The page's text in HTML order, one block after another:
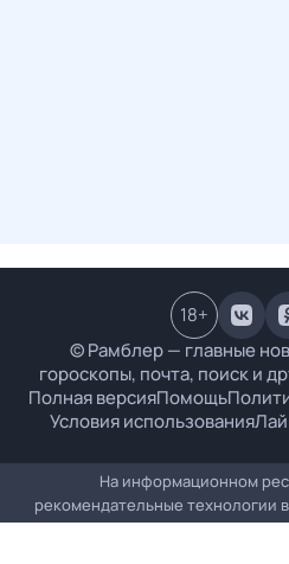
© Рамблер — главные
гороскопы, почта, поиск и
Полная версияПомощь
Условия использования
18+
На информационном
рекомендательные технологии